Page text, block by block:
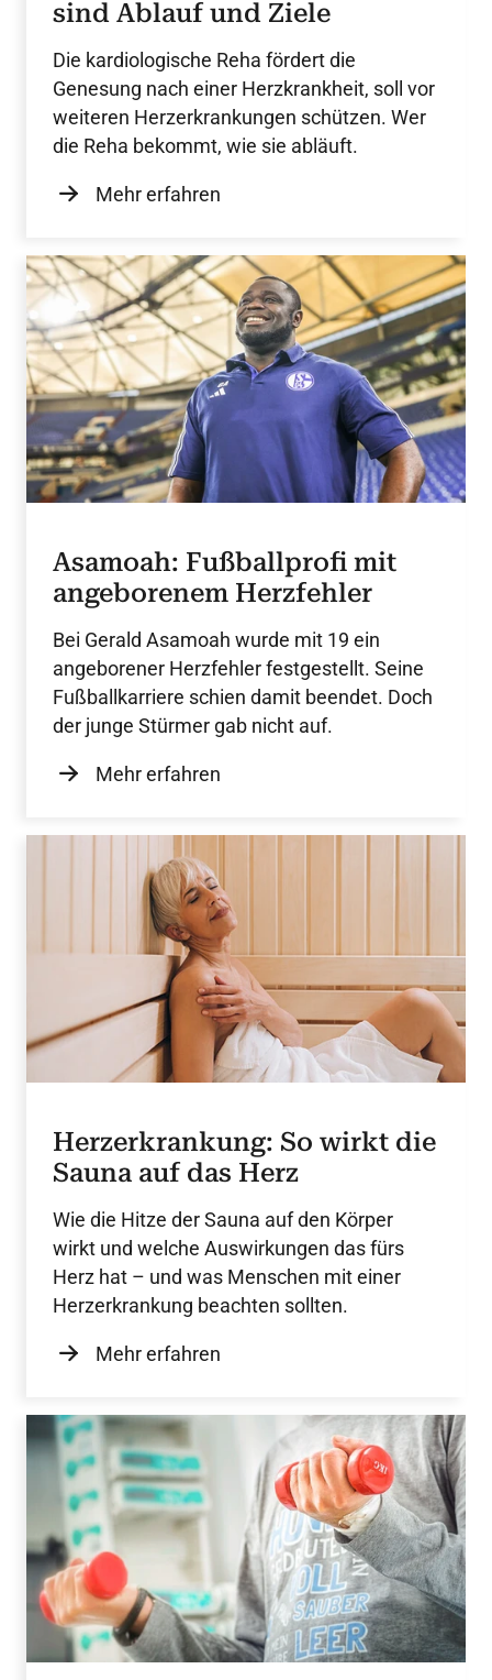
sind Ablauf und Ziele
Die kardiologische Reha fördert die
Genesung nach einer Herzkrankheit, soll vor
weiteren Herzerkrankungen schützen. Wer
die Reha bekommt, wie sie abläuft.
Mehr erfahren
Asamoah: Fußballprofi mit
angeborenem Herzfehler
Bei Gerald Asamoah wurde mit 19 ein
angeborener Herzfehler festgestellt. Seine
Fußballkarriere schien damit beendet. Doch
der junge Stürmer gab nicht auf.
Mehr erfahren
Herzerkrankung: So wirkt die
Sauna auf das Herz
Wie die Hitze der Sauna auf den Körper
wirkt und welche Auswirkungen das fürs
Herz hat – und was Menschen mit einer
Herzerkrankung beachten sollten.
Mehr erfahren